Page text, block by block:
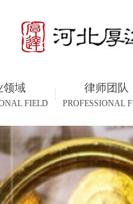
领域
FIELD
律师团队
PROFESSIONAL